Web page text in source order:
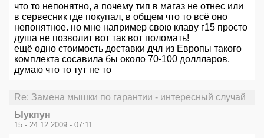
что то непонятно, а почему тип в магаз не отнес или
в сервесник где покупал, в общем что то всё оно
непонятное. но мне например свою клаву г15 просто
душа не позволит вот так вот поломать!
ещё одно стоимость доставки дчл из Европы такого
комплекта сосавила бы около 70-100 доллларов.
думаю что то тут не то
Re: Замена мышки по гарантии - интересный случай
Ыукпун
15 - 24.12.2009 - 07:11